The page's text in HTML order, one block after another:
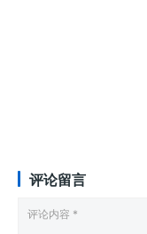
评论留言